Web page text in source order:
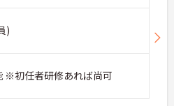
共有を徹底し、職種の
です 】
体調や業務連絡を丁
す。
フォローし合える風通
均勤続年数7.2年とい
す。
)
※初任者研修あれば尚可